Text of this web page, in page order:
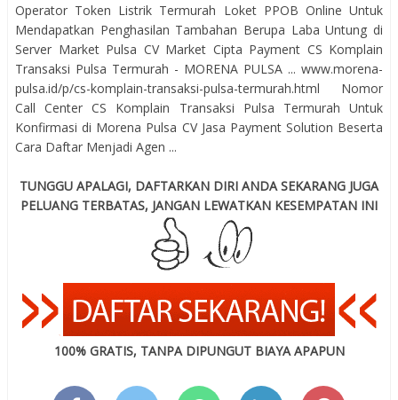
Operator Token Listrik Termurah Loket PPOB Online Untuk
Mendapatkan Penghasilan Tambahan Berupa Laba Untung di
Server Market Pulsa CV Market Cipta Payment CS Komplain
Transaksi Pulsa Termurah - MORENA PULSA ... www.morena-
pulsa.id/p/cs-komplain-transaksi-pulsa-termurah.html Nomor
Call Center CS Komplain Transaksi Pulsa Termurah Untuk
Konfirmasi di Morena Pulsa CV Jasa Payment Solution Beserta
Cara Daftar Menjadi Agen ...
TUNGGU APALAGI, DAFTARKAN DIRI ANDA SEKARANG JUGA
PELUANG TERBATAS, JANGAN LEWATKAN KESEMPATAN INI
100% GRATIS, TANPA DIPUNGUT BIAYA APAPUN